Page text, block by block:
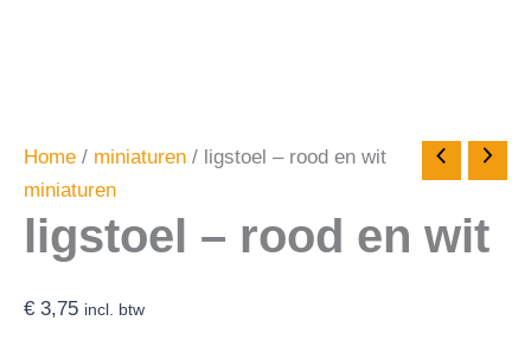
Home / miniaturen / ligstoel – rood en wit
miniaturen
ligstoel – rood en wit
€ 3,75 incl. btw